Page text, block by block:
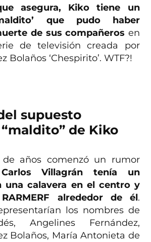
asegura, Kiko tiene un
que pudo haber
de sus compañeros en
de televisión creada por
Bolaños ‘Chespirito’. WTF?!
supuesto
de Kiko
años comenzó un rumor
Carlos Villagrán tenía un
una calavera en el centro y
alrededor de él.
los nombres de
Angelines Fernández,
Bolaños, María Antonieta de